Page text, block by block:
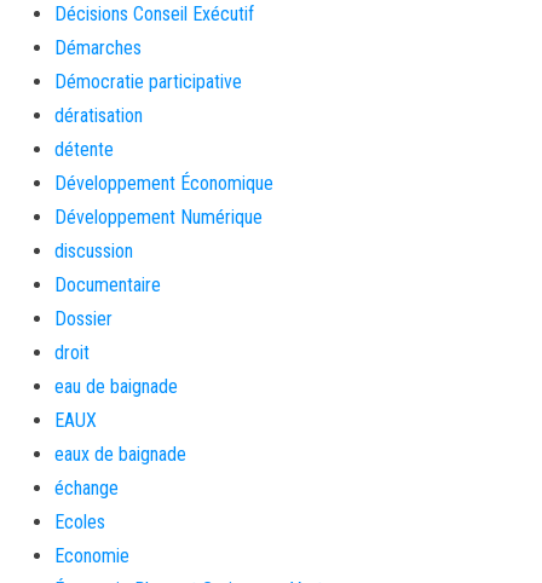
Décisions Conseil Exécutif
Démarches
Démocratie participative
dératisation
détente
Développement Économique
Développement Numérique
discussion
Documentaire
Dossier
droit
eau de baignade
EAUX
eaux de baignade
échange
Ecoles
Economie